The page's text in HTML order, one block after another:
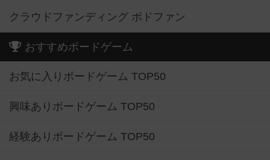
クラウドファンディング ボドファン
おすすめボードゲーム
お気に入りボードゲーム TOP50
興味ありボードゲーム TOP50
経験ありボードゲーム TOP50